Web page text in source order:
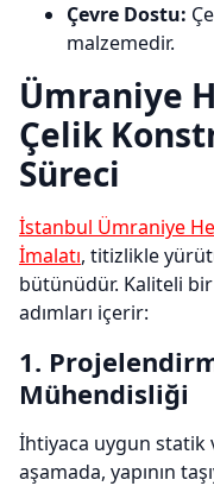
Çevre Dostu:
malzemedir.
Ümraniye
Çelik
Süreci
İstanbul Ümraniye
İmalatı, titizlikle
bütünüdür. Kaliteli
adımları içerir:
1.
Mühendisliği
İhtiyaca uygun statik
aşamada, yapının